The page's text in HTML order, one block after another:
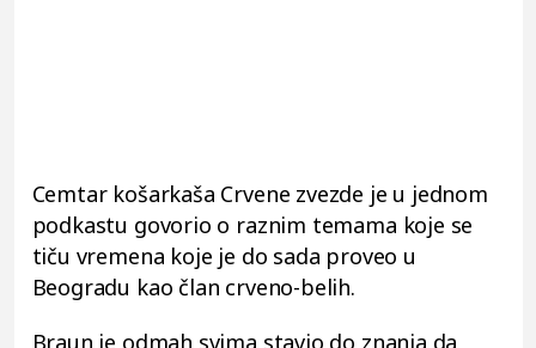
Cemtar košarkaša Crvene zvezde je u jednom
podkastu govorio o raznim temama koje se
tiču vremena koje je do sada proveo u
Beogradu kao član crveno-belih.